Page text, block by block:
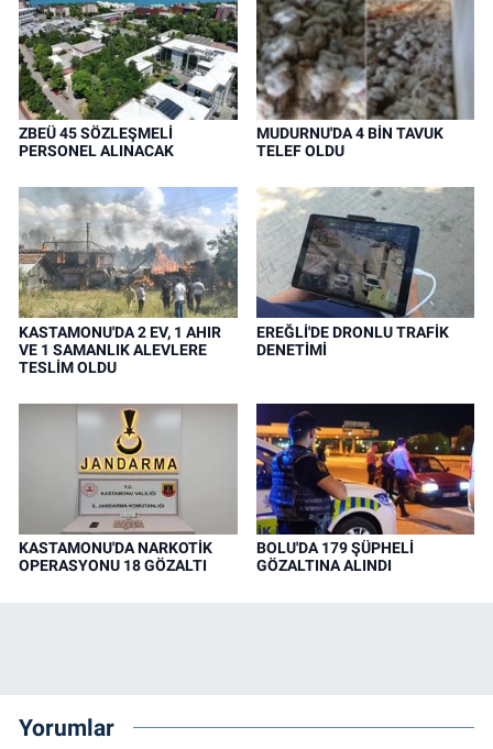
ZBEÜ 45 SÖZLEŞMELİ
PERSONEL ALINACAK
MUDURNU'DA 4 BİN TAVUK
TELEF OLDU
KASTAMONU'DA 2 EV, 1 AHIR
VE 1 SAMANLIK ALEVLERE
TESLİM OLDU
EREĞLİ'DE DRONLU TRAFİK
DENETİMİ
KASTAMONU'DA NARKOTİK
OPERASYONU 18 GÖZALTI
BOLU'DA 179 ŞÜPHELİ
GÖZALTINA ALINDI
Yorumlar